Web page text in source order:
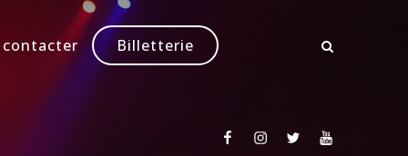
contacter Billetterie
Facebook
Instagram
TwitterYoutube